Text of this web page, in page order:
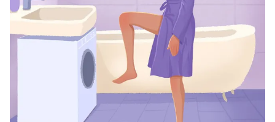
VTV Sức khoẻ Bất động sản
Thị trường 24h Tấm lòng Việt
Vươn mình bằng AI